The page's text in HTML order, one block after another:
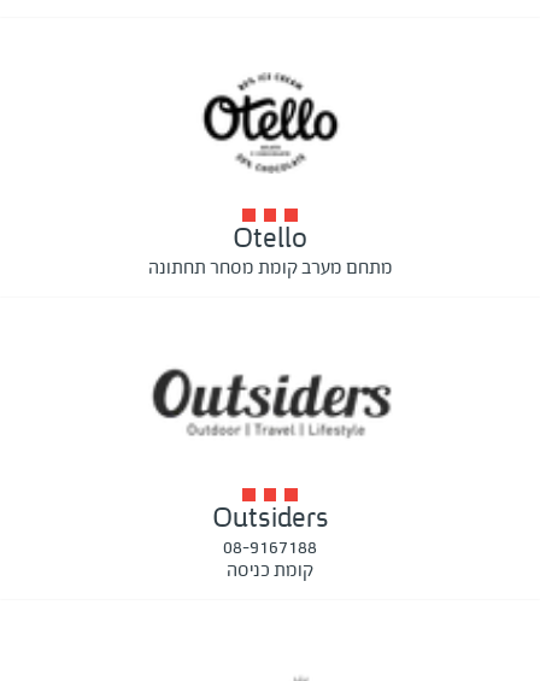
Otello
מתחם מערב קומת מסחר תחתונה
Outsiders
08-9167188
קומת כניסה